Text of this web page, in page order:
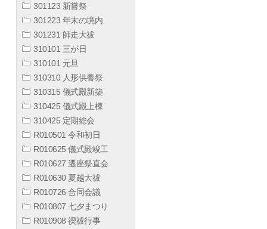
301123 新嘗祭
301223 年末の境内
301231 師走大祓
310101 三が日
310101 元旦
310310 人形供養祭
310315 儀式殿新築
310425 儀式殿上棟
310425 定期総会
R010501 令和初日
R010625 儀式殿竣工
R010627 遷座祭直会
R010630 夏越大祓
R010726 合同会議
R010807 七夕まつり
R010908 禊祓行事